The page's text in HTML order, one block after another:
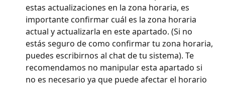
estas actualizaciones en la zona horaria, es
importante confirmar cuál es la zona horaria
actual y actualizarla en este apartado. (Si no
estás seguro de como confirmar tu zona horaria,
puedes escribirnos al chat de tu sistema). Te
recomendamos no manipular esta apartado si
no es necesario ya que puede afectar el horario